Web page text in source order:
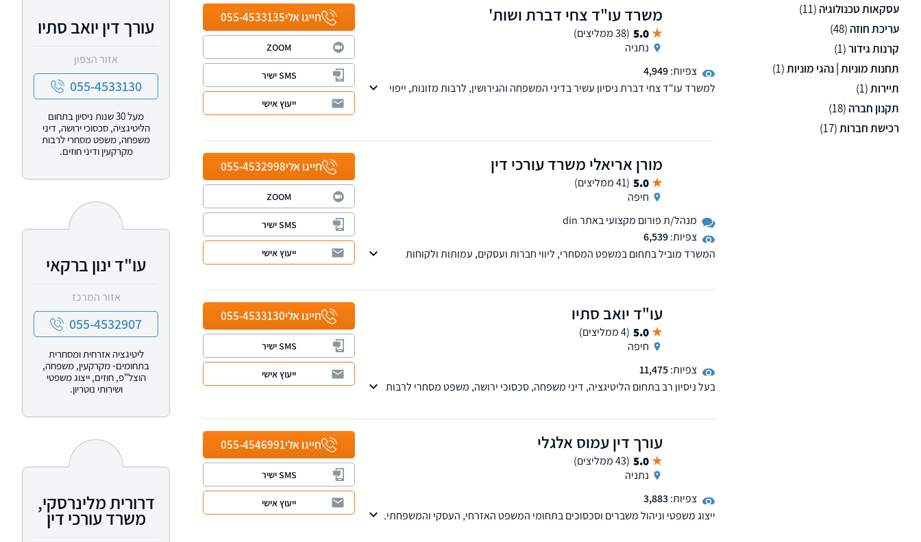
עסקאות טכנולוגיה (11)
עריכת חוזה (48)
קרנות גידור(1)
תחנות מוניות | נהגי מוניות(1)
תיירות(1)
תקנון חברה (18)
רכישת חברות(17)
מחוץ לקופסה.משרד עו"ד צחי דברת ושות'
5.0 (38 ממליצים)
נתניה
צפיות:4,949
למשרד עו"ד צחי דברת ניסיון עשיר בדיני המשפחה והגירושין, לרבות מזונות, ייפוי
חייגו אלי055-4533135
ZOOM
SMS ישיר
ייעוץ אישי
מורן אריאלי משרד עורכי דין
5.0 (41 ממליצים)
חיפה
מנהל/ת פורום מקצועי באתר din
צפיות:6,539
המשרד מוביל בתחום במשפט המסחרי, ליווי חברות ועסקים, עמותות ולקוחות
ניתן לקיים פגישת יעוץ אונליין
חייגו אלי055-4532998
ZOOM
SMS ישיר
ייעוץ אישי
עו"ד יואב סתיו
5.0 (4 ממליצים)
חיפה
צפיות:11,475
בעל ניסיון רב בתחום הליטיגציה, דיני משפחה, סכסוכי ירושה, משפט מסחרי לרבות
חייגו אלי055-4533130
SMS ישיר
ייעוץ אישי
עורך דין עמוס אלגלי
5.0 (43 ממליצים)
נתניה
צפיות:3,883
ייצוג משפטי וניהול משברים וסכסוכים בתחומי המשפט האזרחי, העסקי והמשפחתי.
חייגו אלי055-4546991
SMS ישיר
ייעוץ אישי
עורך דין יואב סתיו
אזור הצפון
055-4533130
מעל 30 שנות ניסיון בתחום
הליטיגציה, סכסוכי ירושה, דיני
משפחה, משפט מסחרי לרבות
מקרקעין ודיני חוזים.
עו"ד ינון ברקאי
אזור המרכז
055-4532907
ליטיגציה אזרחית ומסחרית
בתחומים- מקרקעין, משפחה,
הוצל"פ, חוזים, ייצוג משפטי
ושירותי נוטריון.
דרורית מלינרסקי,
משרד עורכי דין